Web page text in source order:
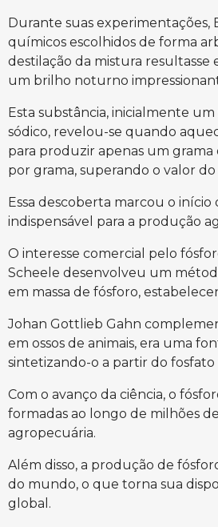
Durante suas
químicos escolhidos de forma
destilação da mistura resultasse
um brilho noturno
Esta substância, inicialmente
sódico, revelou-se quando
para produzir apenas um
por grama, superando o valor
Essa descoberta marcou o
indispensável para a produção
O interesse comercial pelo
Scheele desenvolveu um
em massa de fósforo,
Johan Gottlieb Gahn
em ossos de animais, era uma
sintetizando-o a partir do fosfato
Com o avanço da ciência, o
formadas ao longo de milhões
agropecuária.
Além disso, a produção de
do mundo, o que torna sua
global.